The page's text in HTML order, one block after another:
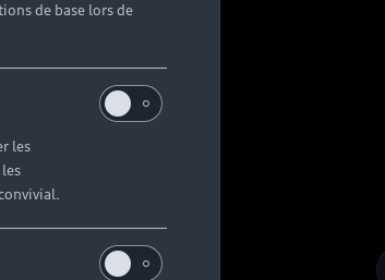
de base lors de
les